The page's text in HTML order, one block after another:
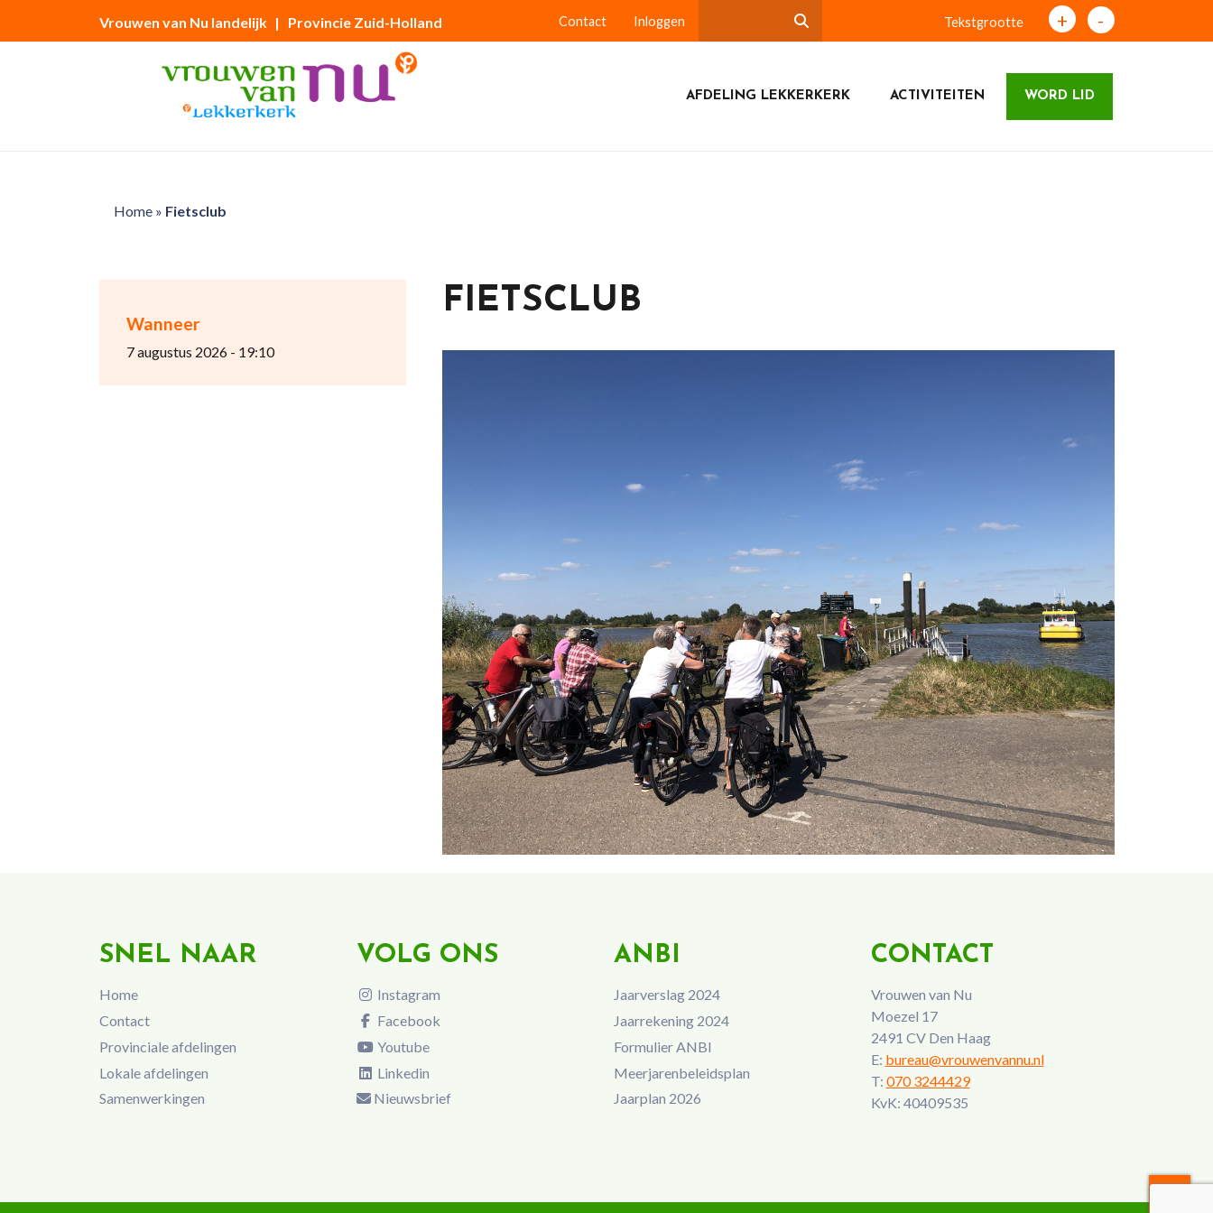
Vrouwen van Nu landelijk | Provincie Zuid-Holland Contact Inloggen Tekstgrootte + -
AFDELING LEKKERKERK ACTIVITEITEN WORD LID
Home» Fietsclub
Wanneer
7 augustus 2026 - 19:10
FIETSCLUB
SNEL NAAR
Home
Contact
Provinciale afdelingen
Lokale afdelingen
Samenwerkingen
VOLG ONS
Instagram
Facebook
Youtube
Linkedin
Nieuwsbrief
ANBI
Jaarverslag 2024
Jaarrekening 2024
Formulier ANBI
Meerjarenbeleidsplan
Jaarplan 2026
CONTACT
Vrouwen van Nu
Moezel 17
2491 CV Den Haag
E: bureau@vrouwenvannu.nl
T: 070 3244429
KvK: 40409535